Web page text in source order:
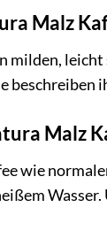
Malz
milden,
beschreiben
Malz
wie